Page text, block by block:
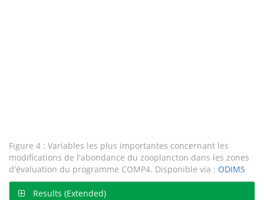
Figure 4 : Variables les plus importantes concernant les
modifications de l'abondance du zooplancton dans les zones
d'évaluation du programme COMP4. Disponible via : ODIMS
Results (Extended)